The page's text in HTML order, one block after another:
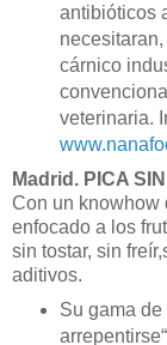
antibióticos
cárnico
veterinaria.
Madrid. PICA
Con un knowhow
enfocado a los
sin tostar, sin
aditivos.
Su gama de